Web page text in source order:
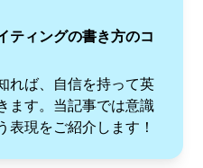
ティングの書き方のコ
れば、自信を持って英
ます。当記事では意識
表現をご紹介します！